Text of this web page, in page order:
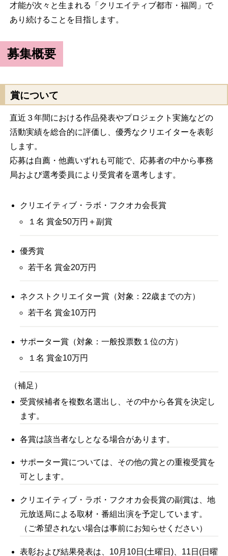
才能が次々と生まれる「クリエイティブ都市・福岡」で
あり続けることを目指します。
募集概要
賞について
直近３年間における作品発表やプロジェクト実施などの
活動実績を総合的に評価し、優秀なクリエイターを表彰
します。
応募は自薦・他薦いずれも可能で、応募者の中から事務
局および選考委員により受賞者を選考します。
クリエイティブ・ラボ・フクオカ会長賞
１名 賞金50万円＋副賞
優秀賞
若干名 賞金20万円
ネクストクリエイター賞（対象：22歳までの方）
若干名 賞金10万円
サポーター賞（対象：一般投票数１位の方）
１名 賞金10万円
（補足）
受賞候補者を複数名選出し、その中から各賞を決定し
ます。
各賞は該当者なしとなる場合があります。
サポーター賞については、その他の賞との重複受賞を
可とします。
クリエイティブ・ラボ・フクオカ会長賞の副賞は、地
元放送局による取材・番組出演を予定しています。
（ご希望されない場合は事前にお知らせください）
表彰および結果発表は、10月10日(土曜日)、11日(日曜